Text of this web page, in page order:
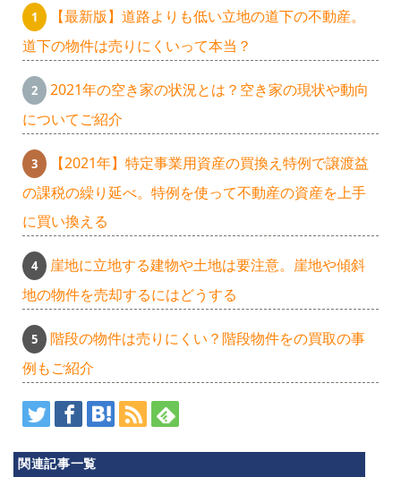
【最新版】道路よりも低い立地の道下の不動産。
道下の物件は売りにくいって本当？
2021年の空き家の状況とは？空き家の現状や動向
についてご紹介
【2021年】特定事業用資産の買換え特例で譲渡益
の課税の繰り延べ。特例を使って不動産の資産を上手
に買い換える
崖地に立地する建物や土地は要注意。崖地や傾斜
地の物件を売却するにはどうする
階段の物件は売りにくい？階段物件をの買取の事
例もご紹介
関連記事一覧